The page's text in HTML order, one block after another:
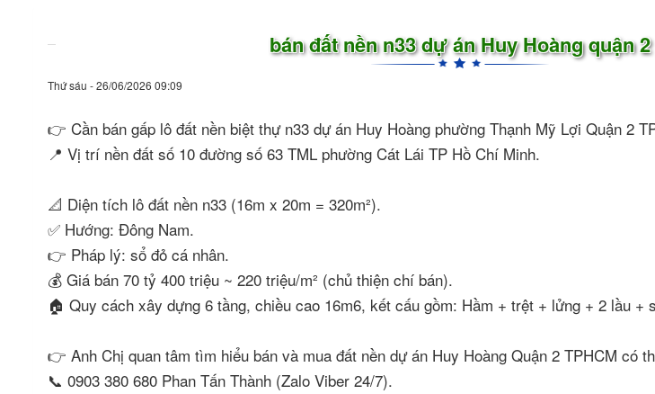
bán đất nền n33 dự án Huy Hoàng quận 2
Thứ sáu - 26/06/2026 09:09
👉 Cần bán gấp lô đất nền biệt thự n33 dự án Huy Hoàng phường Thạnh Mỹ Lợi Quận 2
📍 Vị trí nền đất số 10 đường số 63 TML phường Cát Lái TP Hồ Chí Minh.
📐 Diện tích lô đất nền n33 (16m x 20m = 320m²).
✅ Hướng: Đông Nam.
👉 Pháp lý: sổ đỏ cá nhân.
💰 Giá bán 70 tỷ 400 triệu ~ 220 triệu/m² (chủ thiện chí bán).
🏠 Quy cách xây dựng 6 tầng, chiều cao 16m6, kết cấu gồm: Hầm + trệt + lửng + 2 lầu +
👉 Anh Chị quan tâm tìm hiểu bán và mua đất nền dự án Huy Hoàng Quận 2 TPHCM có
📞 0903 380 680 Phan Tấn Thành (Zalo Viber 24/7).